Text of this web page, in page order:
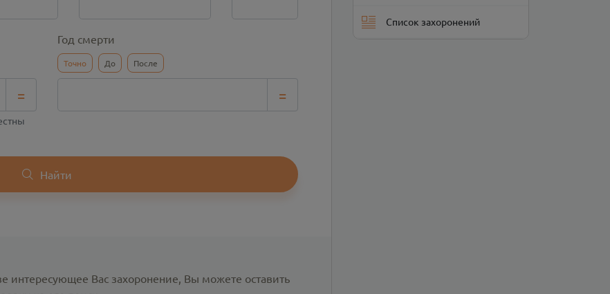
=
Год смерти
Точно До После
=
Найти
интересующее Вас захоронение, Вы можете оставить
Список захоронений